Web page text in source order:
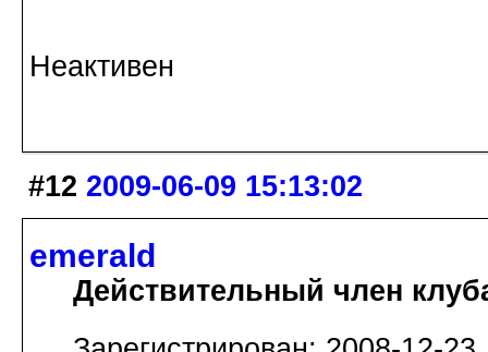
Неактивен
#12 2009-06-09 15:13:02
emerald
Действительный член